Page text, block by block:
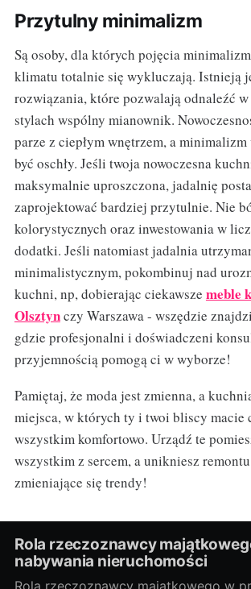
Przytulny minimalizm
Są osoby, dla których pojęcia
klimatu totalnie się wykluczają. Istnieją
rozwiązania, które pozwalają odnaleźć
stylach wspólny mianownik.
parze z ciepłym wnętrzem, a
być oschły. Jeśli twoja nowoczesna
maksymalnie uproszczona, jadalnię
zaprojektować bardziej przytulnie. Nie
kolorystycznych oraz inwestowania w
dodatki. Jeśli natomiast jadalnia
minimalistycznym, pokombinuj nad
kuchni, np, dobierając ciekawsze meble
Olsztynczy Warszawa - wszędzie
gdzie profesjonalni i doświadczeni
przyjemnością pomogą ci w wyborze!
Pamiętaj, że moda jest zmienna, a
miejsca, w których ty i twoi bliscy macie
wszystkim komfortowo. Urządź te
wszystkim z sercem, a unikniesz
zmieniające się trendy!
Rola rzeczoznawcy
nabywania nieruchomości
Rola rzeczoznawcy majątkowego w